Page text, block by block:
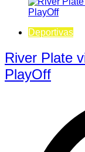
Deportivas
River Plate
PlayOff